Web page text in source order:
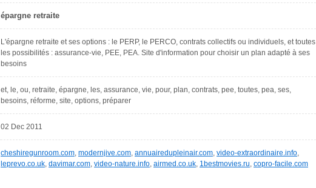
épargne retraite
L'épargne retraite et ses options : le PERP, le PERCO, contrats collectifs ou individuels, et toutes
les possibilités : assurance-vie, PEE, PEA. Site d'information pour choisir un plan adapté à ses
besoins
et, le, ou, retraite, épargne, les, assurance, vie, pour, plan, contrats, pee, toutes, pea, ses,
besoins, réforme, site, options, préparer
02 Dec 2011
cheshiregunroom.com, modernjive.com, annuairedupleinair.com, video-extraordinaire.info,
leprevo.co.uk, davimar.com, video-nature.info, airmed.co.uk, 1bestmovies.ru, copro-facile.com